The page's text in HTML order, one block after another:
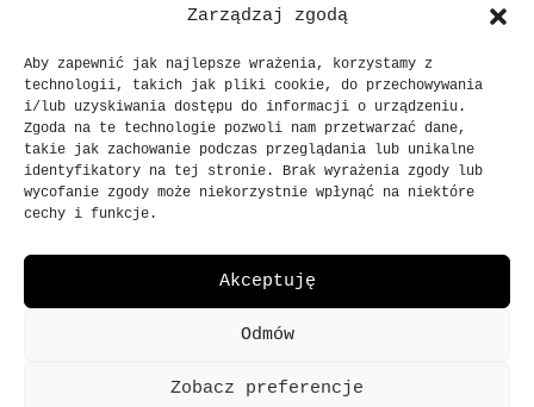
Zarządzaj zgodą
Aby zapewnić jak najlepsze wrażenia, korzystamy z
technologii, takich jak pliki cookie, do przechowywania
i/lub uzyskiwania dostępu do informacji o urządzeniu.
Zgoda na te technologie pozwoli nam przetwarzać dane,
takie jak zachowanie podczas przeglądania lub unikalne
identyfikatory na tej stronie. Brak wyrażenia zgody lub
wycofanie zgody może niekorzystnie wpłynąć na niektóre
cechy i funkcje.
Akceptuję
Odmów
Zobacz preferencje
nie dziel się prywatnymi kluczami swojego portfela
handlowych.
© 2013 - 2023
WSZELKIE PRAWA ZASTRZEŻONE
POLITYKA PRYWATNOŚCI